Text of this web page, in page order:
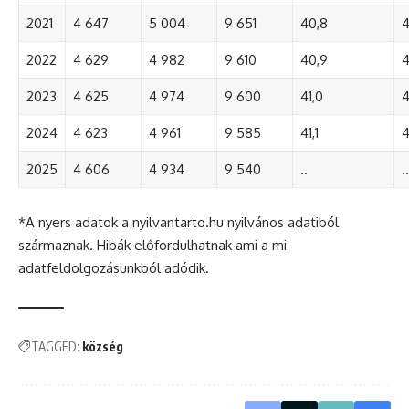
2021 4 647 5 004 9 651 40,8
2022 4 629 4 982 9 610 40,9
2023 4 625 4 974 9 600 41,0
2024 4 623 4 961 9 585 41,1
2025 4 606 4 934 9 540 .. ..
*A nyers adatok a nyilvantarto.hu nyilvános adatiból
származnak. Hibák előfordulhatnak ami a mi
adatfeldolgozásunkból adódik.
TAGGED: község